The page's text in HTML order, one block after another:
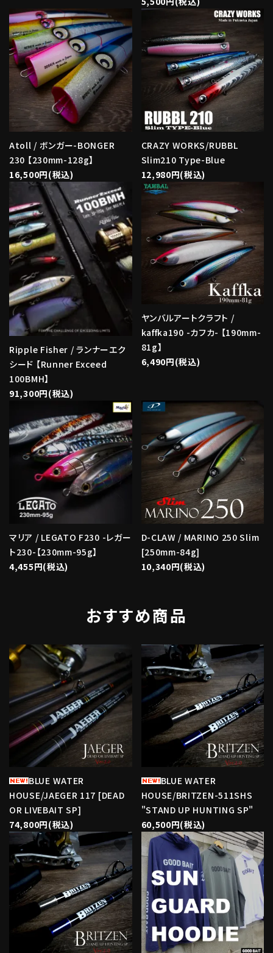
Atoll / ボンガー-BONGER
230 【230mm-128g】
16,500円(税込)
CRAZY WORKS/RUBBL
Slim210 Type-Blue
12,980円(税込)
Ripple Fisher / ランナーエク
シード 【Runner Exceed
100BMH】
91,300円(税込)
ヤンバルアートクラフト /
kaffka190 -カフカ- 【190mm-
81g】
6,490円(税込)
マリア / LEGATO F230 -レガー
ト230-【230mm-95g】
4,455円(税込)
D-CLAW / MARINO 250 Slim
[250mm-84g]
10,340円(税込)
おすすめ商品
BLUE WATER
HOUSE/JAEGER 117 [DEAD
OR LIVEBAIT SP]
74,800円(税込)
favorite
BLUE WATER
HOUSE/BRITZEN-511SHS
"STAND UP HUNTING SP"
60,500円(税込)
favorite
favorite favorite